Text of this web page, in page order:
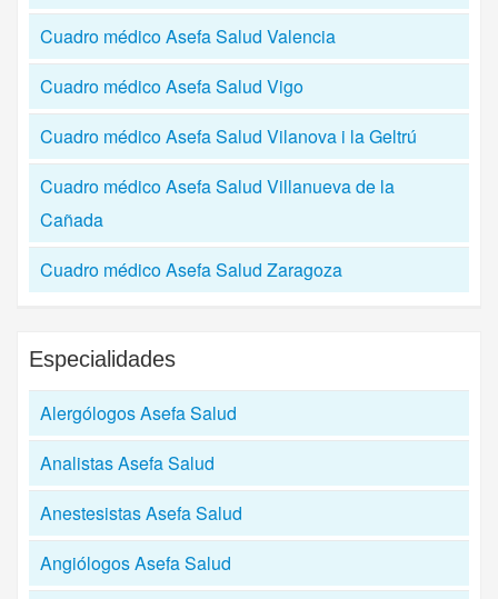
Cuadro médico Asefa Salud Valencia
Cuadro médico Asefa Salud Vigo
Cuadro médico Asefa Salud Vilanova i la Geltrú
Cuadro médico Asefa Salud Villanueva de la
Cañada
Cuadro médico Asefa Salud Zaragoza
Especialidades
Alergólogos Asefa Salud
Analistas Asefa Salud
Anestesistas Asefa Salud
Angiólogos Asefa Salud